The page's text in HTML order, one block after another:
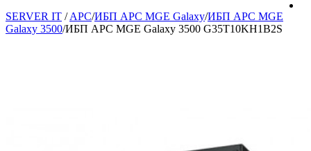
SERVER IT / APC/ИБП APC MGE Galaxy/ИБП APC MGE
Galaxy 3500/ИБП APC MGE Galaxy 3500 G35T10KH1B2S